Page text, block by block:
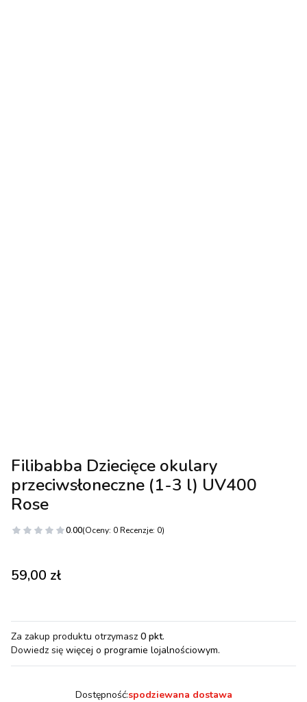
Filibabba Dziecięce okulary
przeciwsłoneczne (1-3 l) UV400
Rose
0.00(Oceny: 0 Recenzje: 0)
Cena
59,00 zł
Za zakup produktu otrzymasz 0 pkt.
Dowiedz się więcej o programie lojalnościowym.
Dostępność:spodziewana dostawa